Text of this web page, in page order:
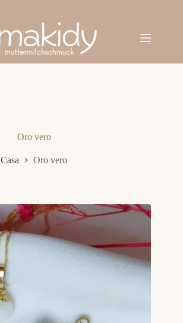
Oro vero
Casa Oro vero